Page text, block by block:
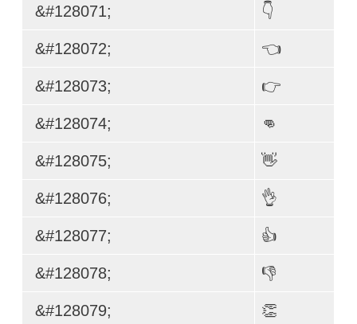
&#128071; 👇
&#128072; 👈
&#128073; 👉
&#128074; 👊
&#128075; 👋
&#128076; 👌
&#128077; 👍
&#128078; 👎
&#128079; 👏